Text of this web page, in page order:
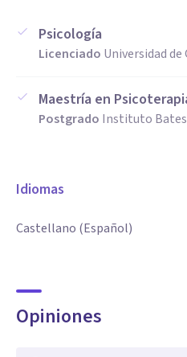
Psicología
Licenciado Universidad de
Maestría en
Postgrado Instituto
Idiomas
Castellano (Español)
Opiniones